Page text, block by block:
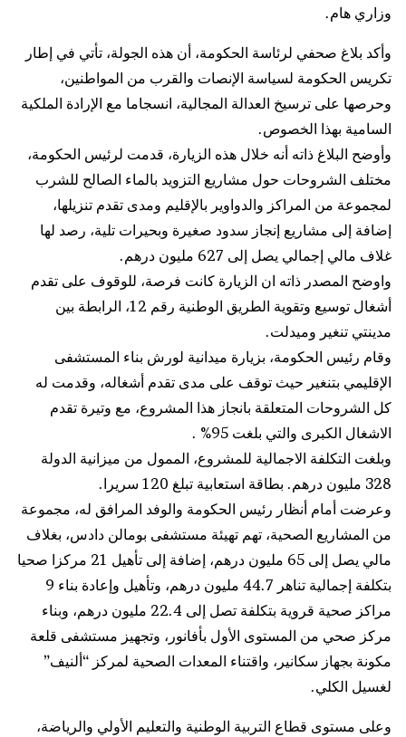
وزاري هام.
وأكد بلاغ صحفي لرئاسة الحكومة، أن هذه الجولة، تأتي في إطار
تكريس الحكومة لسياسة الإنصات والقرب من المواطنين،
وحرصها على ترسيخ العدالة المجالية، انسجاما مع الإرادة الملكية
السامية بهذا الخصوص.
وأوضح البلاغ ذاته أنه خلال هذه الزيارة، قدمت لرئيس الحكومة،
مختلف الشروحات حول مشاريع التزويد بالماء الصالح للشرب
لمجموعة من المراكز والدواوير بالإقليم ومدى تقدم تنزيلها،
إضافة إلى مشاريع إنجاز سدود صغيرة وبحيرات تلية، رصد لها
غلاف مالي إجمالي يصل إلى 627 مليون درهم.
واوضح المصدر ذاته ان الزيارة كانت فرصة، للوقوف على تقدم
أشغال توسيع وتقوية الطريق الوطنية رقم 12، الرابطة بين
مدينتي تنغير وميدلت.
وقام رئيس الحكومة، بزيارة ميدانية لورش بناء المستشفى
الإقليمي بتنغير حيث توقف على مدى تقدم أشغاله، وقدمت له
كل الشروحات المتعلقة بانجاز هذا المشروع، مع وتيرة تقدم
الاشغال الكبرى والتي بلغت 95% .
وبلغت التكلفة الاجمالية للمشروع، الممول من ميزانية الدولة
328 مليون درهم. بطاقة استعابية تبلغ 120 سريرا.
وعرضت أمام أنظار رئيس الحكومة والوفد المرافق له، مجموعة
من المشاريع الصحية، تهم تهيئة مستشفى بومالن دادس، بغلاف
مالي يصل إلى 65 مليون درهم، إضافة إلى تأهيل 21 مركزا صحيا
بتكلفة إجمالية تناهر 44.7 مليون درهم، وتأهيل وإعادة بناء 9
مراكز صحية قروية بتكلفة تصل إلى 22.4 مليون درهم، وبناء
مركز صحي من المستوى الأول بأفانور، وتجهيز مستشفى قلعة
مكونة بجهاز سكانير، واقتناء المعدات الصحية لمركز “ألنيف”
لغسيل الكلي.
وعلى مستوى قطاع التربية الوطنية والتعليم الأولي والرياضة،